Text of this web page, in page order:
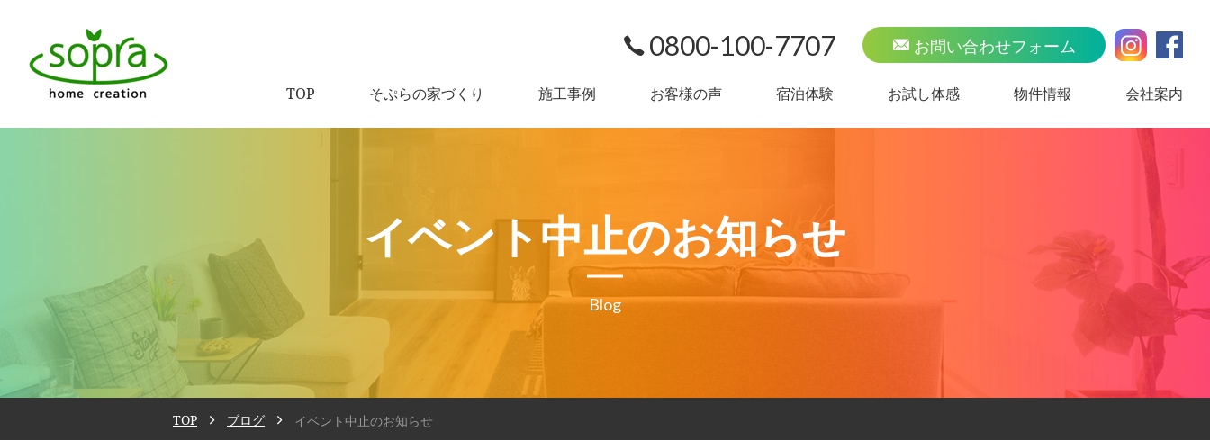
0800-100-7707 お問い合わせフォーム
TOP そぷらの家づくり 施工事例 お客様の声 宿泊体験 お試し体感 物件情報 会社案内
イベント中止のお知らせ
Blog
TOP ブログ イベント中止のお知らせ